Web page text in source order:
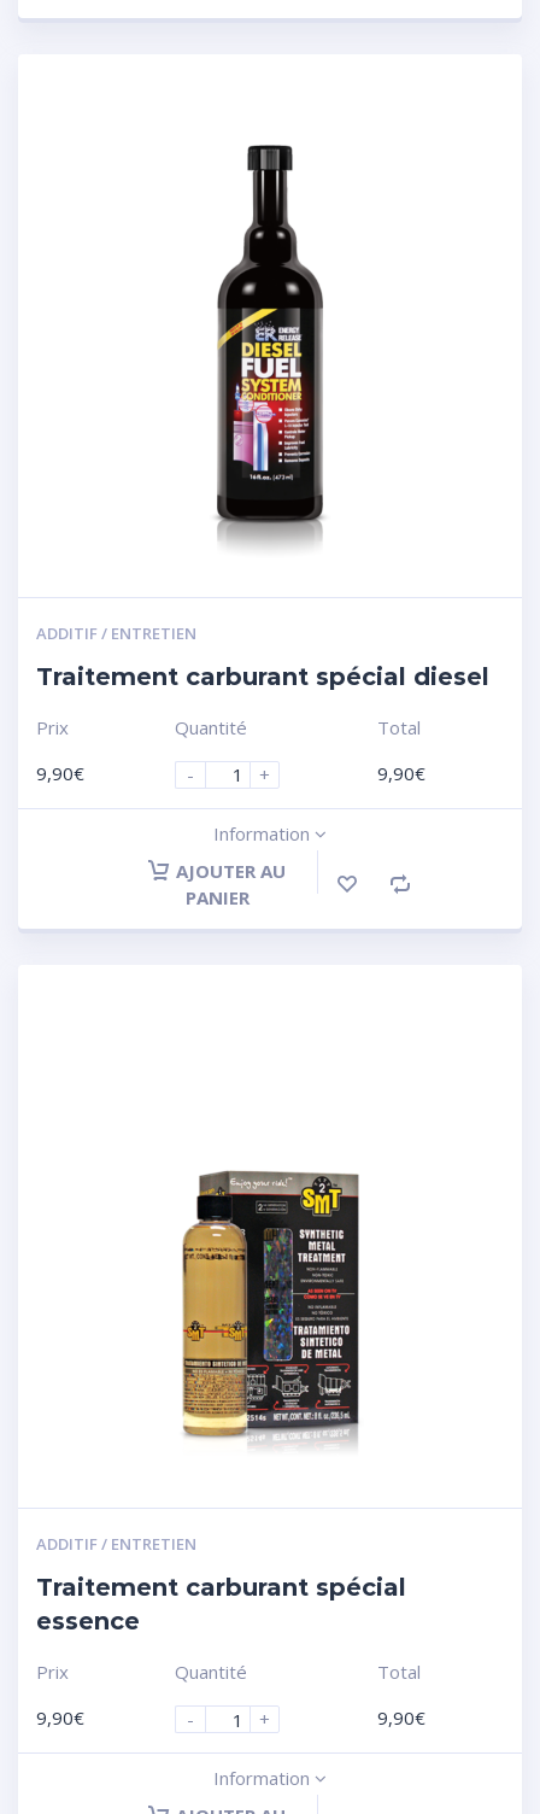
ADDITIF / ENTRETIEN
Traitement carburant spécial diesel
Prix
9,90€
Quantité
-
+
Total
9,90€
Information
AJOUTER AU
PANIER
ADDITIF / ENTRETIEN
Traitement carburant spécial
essence
Prix
9,90€
Quantité
-
+
Total
9,90€
Information